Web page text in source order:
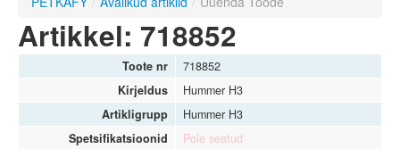
Artikkel: 718852
Toote nr
718852
Kirjeldus
Hummer H3
Artikligrupp
Hummer H3
Spetsifikatsioonid
Pole seatud